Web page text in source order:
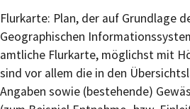
Flurkarte: Plan, der auf Grundlage
Geographischen
amtliche Flurkarte, möglichst mit
sind vor allem die in den
Angaben sowie (bestehende)